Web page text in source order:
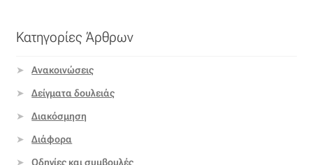
Κατηγορίες Άρθρων
Ανακοινώσεις
Δείγματα δουλειάς
Διακόσμηση
Διάφορα
Οδηγίες και συμβουλές